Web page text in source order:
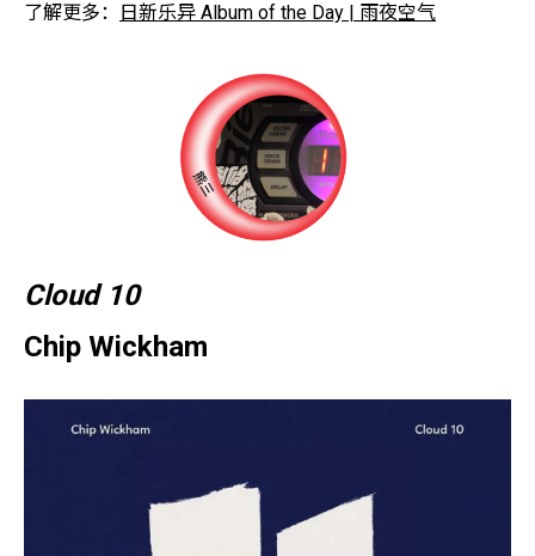
了解更多：
日新乐异 Album of the Day | 雨夜空气
Cloud 10
Chip Wickham